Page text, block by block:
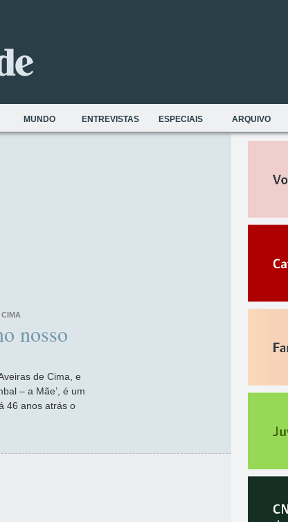
MUNDO ENTREVISTAS ESPECIAIS ARQUIVO
nosso
de Cima, e
– a Mãe’, é um
46 anos atrás o